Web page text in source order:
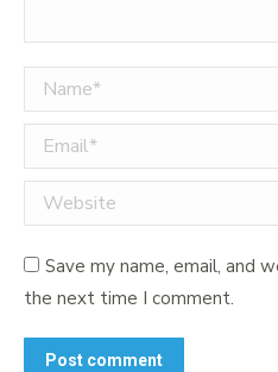
Name *
Email *
Website
Save my name, email, and
the next time I comment.
Post comment